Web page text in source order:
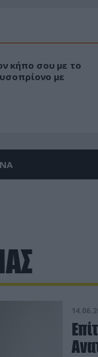
κήπο σου με το
με